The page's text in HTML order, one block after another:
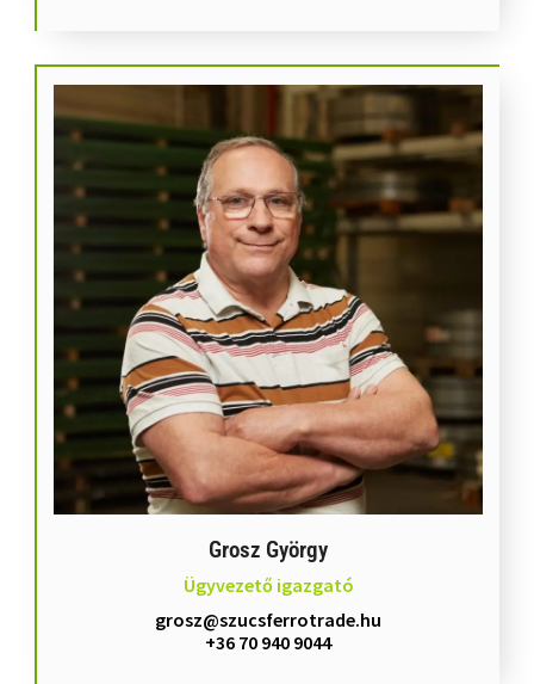
Grosz György
Ügyvezető igazgató
grosz@szucsferrotrade.hu
+36 70 940 9044